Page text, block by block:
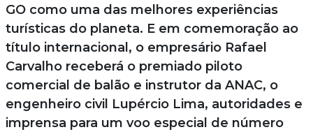
GO como uma das melhores experiências
turísticas do planeta. E em comemoração ao
título internacional, o empresário Rafael
Carvalho receberá o premiado piloto
comercial de balão e instrutor da ANAC, o
engenheiro civil Lupércio Lima, autoridades e
imprensa para um voo especial de número